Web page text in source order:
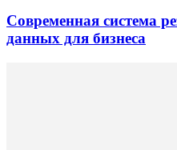
Современная система
данных для бизнеса